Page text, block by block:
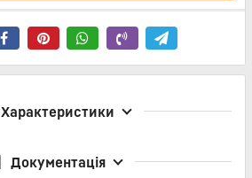
Характеристики
Документація